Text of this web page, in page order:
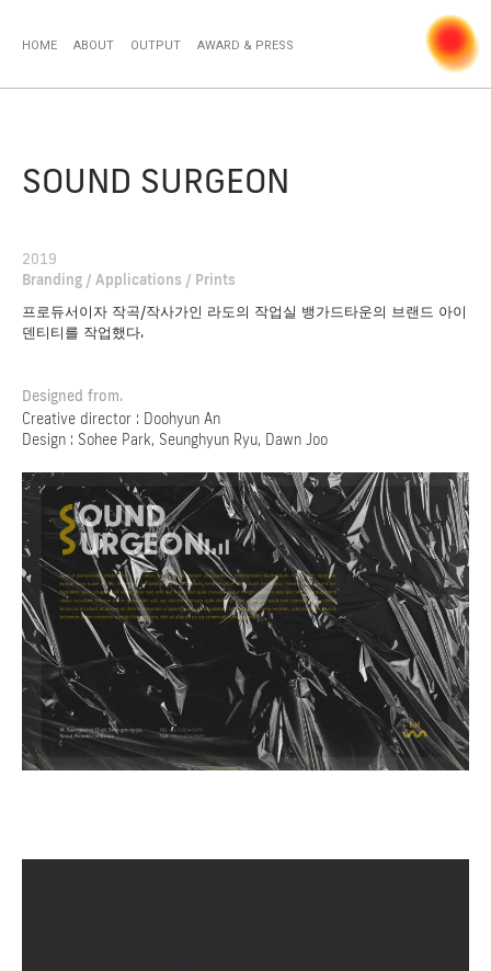
HOME ABOUT OUTPUT AWARD & PRESS
SOUND SURGEON
2019
Branding / Applications / Prints
프로듀서이자 작곡/작사가인 라도의 작업실 뱅가드타운의 브랜드 아이
덴티티를 작업했다.
Designed from.
Creative director : Doohyun An
Design : Sohee Park, Seunghyun Ryu, Dawn Joo